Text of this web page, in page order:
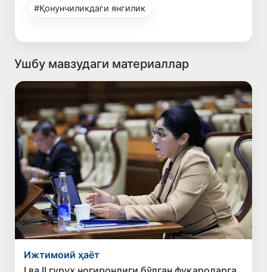
#Қонунчиликдаги янгилик
Ушбу мавзудаги материаллар
Ижтимоий ҳаёт